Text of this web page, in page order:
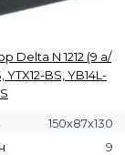
Delta N 1212 (9 а/
YTX12-BS, YB14L-
150х87х130
9